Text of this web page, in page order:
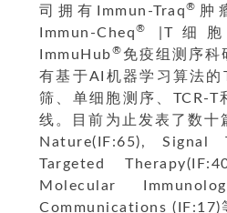
司拥有Immun-Traq® 肿
Immun-Cheq®
|T细
ImmuHub® 免疫组测序科
有基于AI机器学习算法
筛、单细胞测序、TCR-T
线。目前为止发表了数十
Nature(IF:65), Signal
Targeted
Molecular
Communications (IF:17)